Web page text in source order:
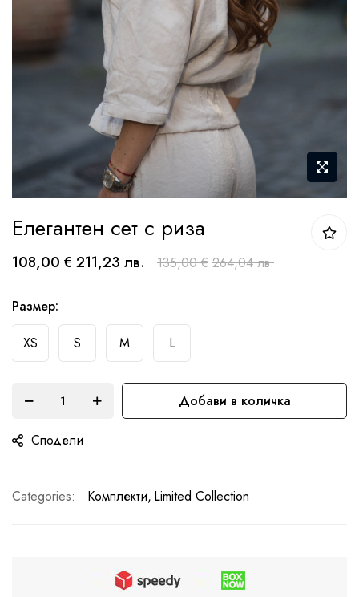
към
началото
галерия
със
снимки
Елегантен сет с риза
108,00 € 211,23 лв. 135,00 € 264,04 лв.
Размер
XS
S M L
Добави в количка
Сподели
Categories: Комплекти Limited Collection